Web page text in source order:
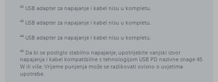
42 USB adapter za napajanje i kabel nisu u kompletu.
43 USB adapter za napajanje i kabel nisu u kompletu.
44 USB adapter za napajanje i kabel nisu u kompletu.
45 Da bi se postiglo stabilno napajanje, upotrijebite vanjski izvor
napajanja i kabel kompatibilne s tehnologijom USB PD nazivne snage 45
W ili više. Vrijeme punjenja može se razlikovati ovisno o uvjetima
upotrebe.